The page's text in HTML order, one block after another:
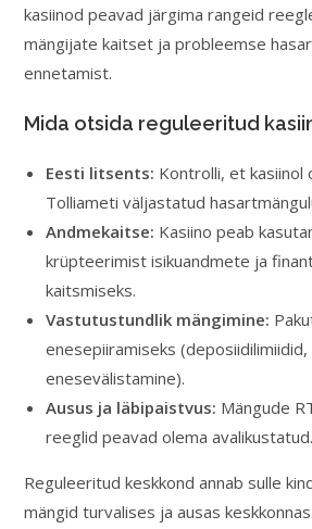
kasiinod peavad järgima rangeid
mängijate kaitset ja probleemse
ennetamist.
Mida otsida reguleeritud
Eesti litsents: Kontrolli, et kasiinol
Tolliameti väljastatud
Andmekaitse: Kasiino peab
krüpteerimist isikuandmete ja
kaitsmiseks.
Vastutustundlik mängimine:
enesepiiramiseks (deposiidilimiidid,
enesevälistamine).
Ausus ja läbipaistvus: Mängude
reeglid peavad olema avalikustatud.
Reguleeritud keskkond annab sulle
mängid turvalises ja ausas